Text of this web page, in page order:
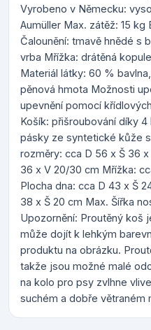
Vyrobeno v Německu:
Aumüller Max. zátěž: 15 kg
Čalounění: tmavě hnědé s
vrba Mřížka: drátěná
Materiál látky: 60 %
pěnová hmota Možnosti
upevnění pomocí
Košík: přišroubování díky
pásky ze syntetické kůže
rozměry: cca D 56 x Š 36
36 x V 20/30 cm Mřížka:
Plocha dna: cca D 43 x Š
38 x Š 20 cm Max. Šířka
Upozornění: Proutěný koš
může dojít k lehkým
produktu na obrázku.
takže jsou možné malé
na kolo pro psy zvlhne
suchém a dobře větraném